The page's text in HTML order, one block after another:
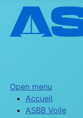
Open menu
Accueil
ASBB Voile